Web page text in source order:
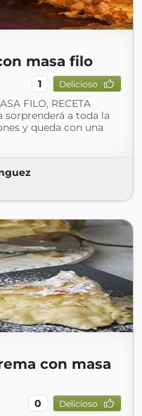
masa filo
1 Delicioso
FILO, RECETA
sorprenderá a toda la
y queda con una
con masa
0 Delicioso